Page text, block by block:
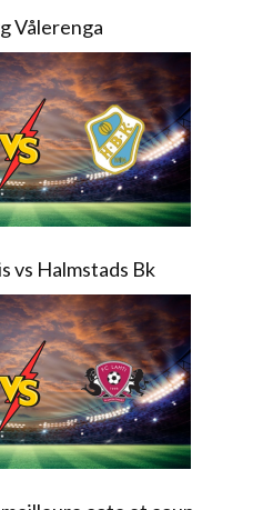
Vålerenga
vs Halmstads Bk